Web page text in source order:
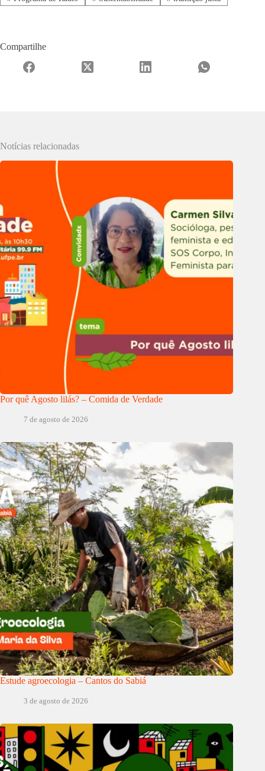
Compartilhe
Notícias relacionadas
Por quê Agosto lilás? – Comida de Verdade
7 de agosto de 2026
Estude agroecologia – Cantos do Sabiá
3 de agosto de 2026